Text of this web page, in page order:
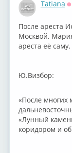
Tatiana
После ареста
Москвой.
ареста её саму.
Ю.Визбор:
«После многих
«Лунный
коридором и